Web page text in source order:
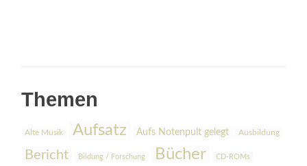
Themen
Alte Musik Aufsatz Aufs Notenpult gelegt Ausbildung
Bericht Bildung / Forschung Bücher CD-ROMs